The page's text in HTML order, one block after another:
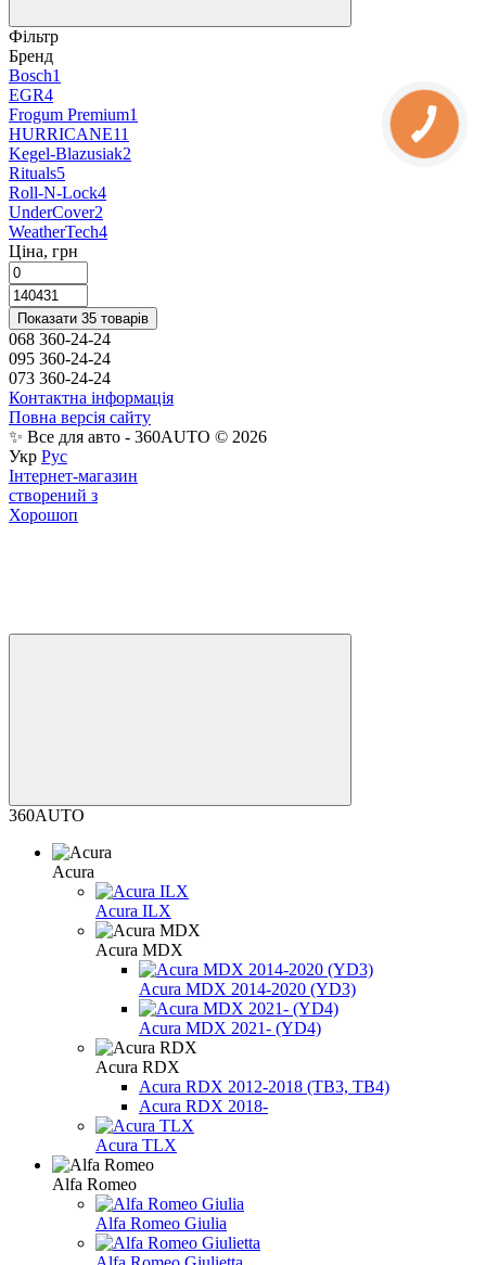
Фільтр
Бренд
Bosch1
EGR4
Frogum Premium1
HURRICANE11
Kegel-Blazusiak2
Rituals5
Roll-N-Lock4
UnderCover2
WeatherTech4
Ціна, грн
Показати 35 товарів
068 360-24-24
095 360-24-24
073 360-24-24
Контактна інформація
Повна версія сайту
✨ Все для авто - 360AUTO © 2026
Укр Рус
Інтернет-магазин
створений з
Хорошоп
360AUTO
Acura
Acura ILX
Acura MDX
Acura MDX 2014-2020 (YD3)
Acura MDX 2021- (YD4)
Acura RDX
Acura RDX 2012-2018 (ТВ3, TB4)
Acura RDX 2018-
Acura TLX
Alfa Romeo
Alfa Romeo Giulia